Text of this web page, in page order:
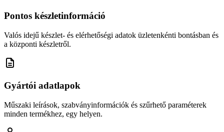
Pontos készletinformáció
Valós idejű készlet- és elérhetőségi adatok üzletenkénti bontásban és
a központi készletről.
Gyártói adatlapok
Műszaki leírások, szabványinformációk és szűrhető paraméterek
minden termékhez, egy helyen.